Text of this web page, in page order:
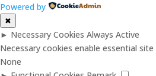
Powered by
✖
► Necessary Cookies Always Active
Necessary cookies enable essential
None